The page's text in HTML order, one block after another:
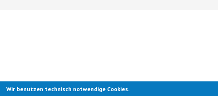
Wir benutzen technisch notwendige Cookies.